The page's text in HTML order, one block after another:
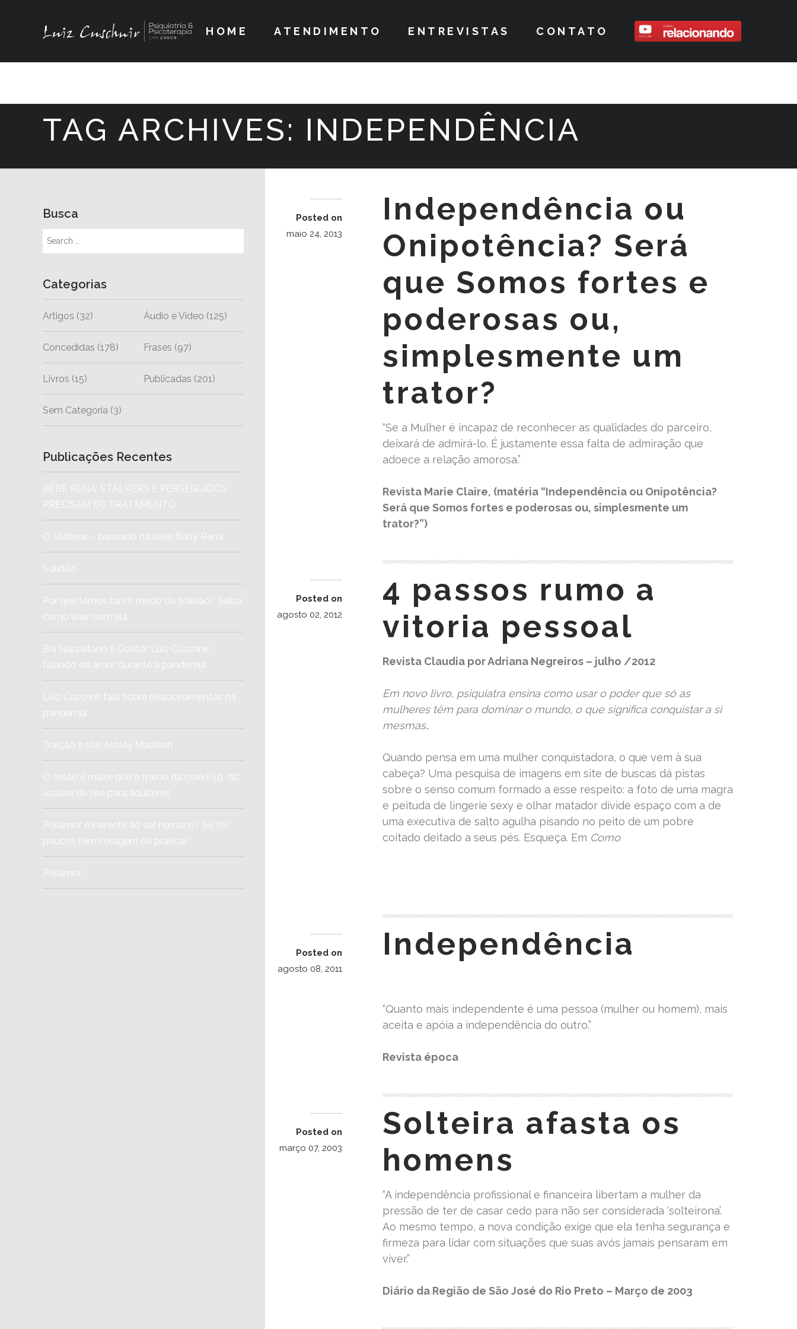
HOME ATENDIMENTO ENTREVISTAS CONTATO
TAG ARCHIVES: INDEPENDÊNCIA
Busca
Categorias
Artigos (32) Áudio e Vídeo (125)
Concedidas (178) Frases (97)
Livros (15) Publicadas (201)
Sem Categoria (3)
Publicações Recentes
BEBÊ RENA: STALKERS E PERSEGUIDOS
PRECISAM DE TRATAMENTO
O Stalkear – baseado na série Baby Rena
Solidão
Por que temos tanto medo da solidão? Saiba
como lidar com ela
Bia Napolitano e Doutor Luiz Cuschnir:
falando de amor durante a pandemia
Luiz Cuschnir fala sobre relacionamentos na
pandemia
Traição e site Ashley Madison
O tesão é maior que o medo da covid-19, diz
usuária de site para adúlteros
Poliamor é inerente ao ser humano? Se for,
poucos têm coragem de praticar
Poliamor
Independência ou
Onipotência? Será
que Somos fortes e
poderosas ou,
simplesmente um
trator?
Posted on
maio 24, 2013
“Se a Mulher é incapaz de reconhecer as qualidades do parceiro,
deixará de admirá-lo. É justamente essa falta de admiração que
adoece a relação amorosa.”
Revista Marie Claire, (matéria “Independência ou Onipotência?
Será que Somos fortes e poderosas ou, simplesmente um
trator?”)
4 passos rumo a
vitoria pessoal
Posted on
agosto 02, 2012
Revista Claudia por Adriana Negreiros – julho /2012
Em novo livro, psiquiatra ensina como usar o poder que só as
mulheres têm para dominar o mundo, o que significa conquistar a si
mesmas..
Quando pensa em uma mulher conquistadora, o que vem à sua
cabeça? Uma pesquisa de imagens em site de buscas dá pistas
sobre o senso comum formado a esse respeito: a foto de uma magra
e peituda de lingerie sexy e olhar matador divide espaço com a de
uma executiva de salto agulha pisando no peito de um pobre
coitado deitado a seus pés. Esqueça. Em Como
Independência
Posted on
agosto 08, 2011
“Quanto mais independente é uma pessoa (mulher ou homem), mais
aceita e apóia a independência do outro.”
Revista época
Solteira afasta os
homens
Posted on
março 07, 2003
“A independência profissional e financeira libertam a mulher da
pressão de ter de casar cedo para não ser considerada ‘solteirona’.
Ao mesmo tempo, a nova condição exige que ela tenha segurança e
firmeza para lidar com situações que suas avós jamais pensaram em
viver.”
Diário da Região de São José do Rio Preto – Março de 2003